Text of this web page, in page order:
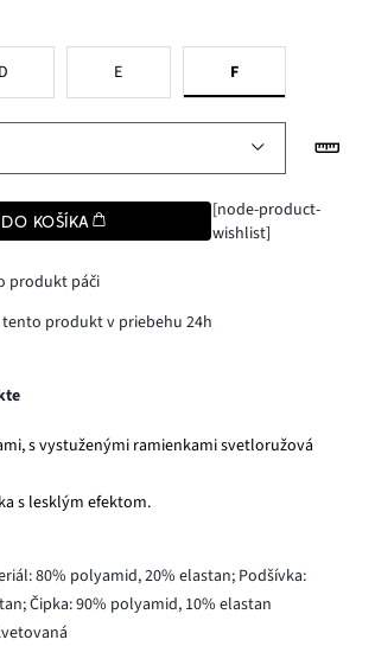
D E F
KOŠÍKA
[node-product-
wishlist]
produkt páči
produkt v priebehu 24h
s vystuženými ramienkami svetloružová
s lesklým efektom.
80% polyamid, 20% elastan; Podšívka:
Čipka: 90% polyamid, 10% elastan